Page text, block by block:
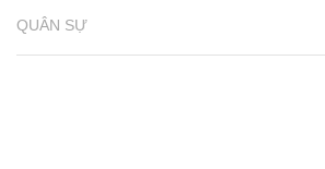
QUÂN SỰ